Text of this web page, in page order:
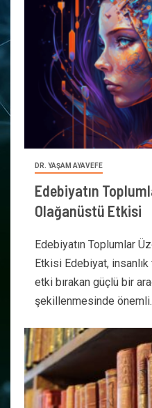
DR. YAŞAM AYAVEFE
Edebiyatın
Olağanüstü Etkisi
Edebiyatın Toplumlar
Etkisi Edebiyat,
etki bırakan güçlü bir
şekillenmesinde